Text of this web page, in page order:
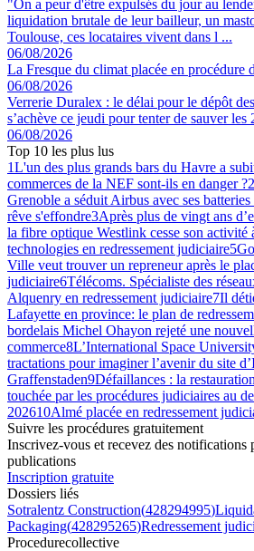
"On a peur d'être expulsés du jour au
liquidation brutale de leur bailleur, un
Toulouse, ces locataires vivent dans l ...
06/08/2026
La Fresque du climat placée en procédure
06/08/2026
Verrerie Duralex : le délai pour le dépôt
s’achève ce jeudi pour tenter de sauver les
06/08/2026
Top 10 les plus lus
1L'un des plus grands bars du Havre a
commerces de la NEF sont-ils en danger ?2
Grenoble a séduit Airbus avec ses
rêve s'effondre3Après plus de vingt ans
la fibre optique Westlink cesse son activité
technologies en redressement judiciaire5
Ville veut trouver un repreneur après le
judiciaire6Télécoms. Spécialiste des
Alquenry en redressement judiciaire7Il
Lafayette en province: le plan de
bordelais Michel Ohayon rejeté une
commerce8L’International Space
tractations pour imaginer l’avenir du site
Graffenstaden9Défaillances : la
touchée par les procédures judiciaires au
202610Almé placée en redressement
Suivre les procédures gratuitement
Inscrivez-vous et recevez des notifications
publications
Inscription gratuite
Dossiers liés
Sotralentz Construction(428294995)
Packaging(428295265)Redressement
Procedurecollective